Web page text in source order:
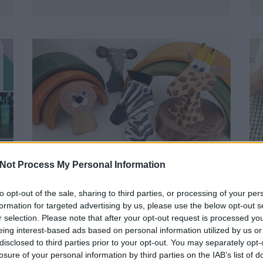
Process My Personal Information
opt-out of the sale, sharing to third parties, or processing of your
for targeted advertising by us, please use the below opt-out
selection. Please note that after your opt-out request is processed
interest-based ads based on personal information utilized by us
to third parties prior to your opt-out. You may separately
of your personal information by third parties on the IAB’s list of
KÉSZÍTSÉTEK EL VELÜNK A
TOJÁSTARTÓBÓL!
BY:SZÍNESÖTLETEK_TEAM 2024. MÁR 03.
Az ENSZ közgyűlése éppen tíz évvel ezelőtt,
2013-ban nyilvánította március harmadikát a...